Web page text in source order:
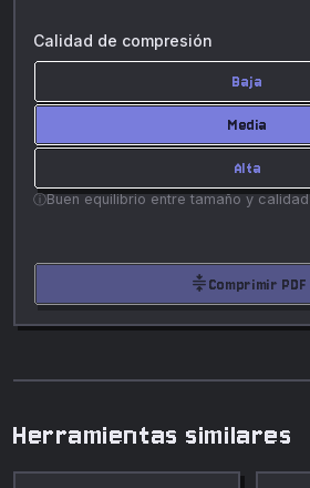
Calidad de compresión
Baja
Media
Alta
Buen equilibrio entre tamaño y calidad
compressComprimir PDF
Herramientas similares